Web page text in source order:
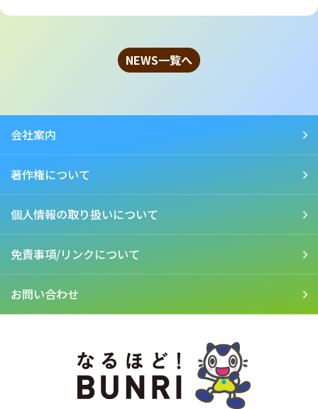
NEWS一覧へ
会社案内
著作権について
個人情報の取り扱いについて
免責事項/リンクについて
お問い合わせ